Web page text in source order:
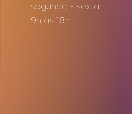
segunda - sexta
9h às 18h